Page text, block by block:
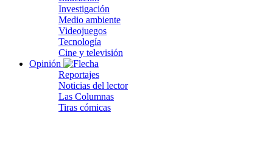
Investigación
Medio ambiente
Videojuegos
Tecnología
Cine y televisión
Opinión
Reportajes
Noticias del lector
Las Columnas
Tiras cómicas